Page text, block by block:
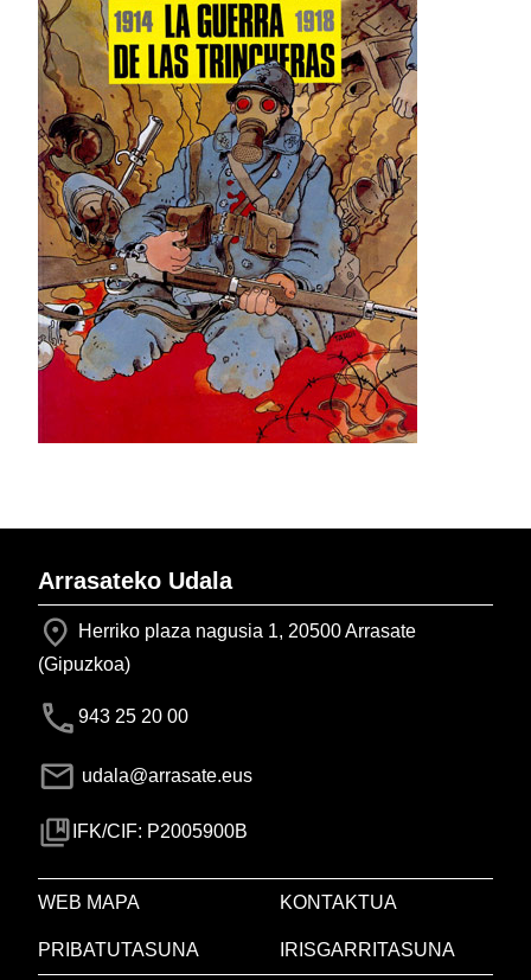
Arrasateko Udala
Herriko plaza nagusia 1, 20500 Arrasate
(Gipuzkoa)
943 25 20 00
udala@arrasate.eus
IFK/CIF: P2005900B
WEB MAPA KONTAKTUA
PRIBATUTASUNA IRISGARRITASUNA